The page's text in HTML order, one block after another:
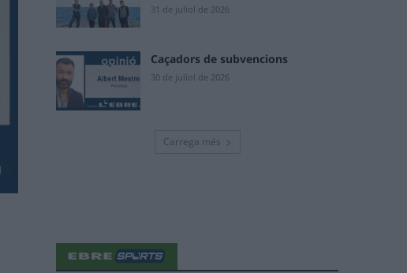
31 de juliol de 2026
Caçadors de subvencions
30 de juliol de 2026
Carrega més